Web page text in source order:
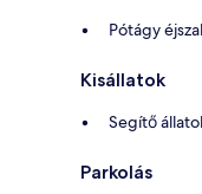
Pótágy
Kisállatok
Segítő
Parkolás